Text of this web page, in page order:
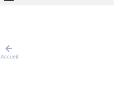
Accueil